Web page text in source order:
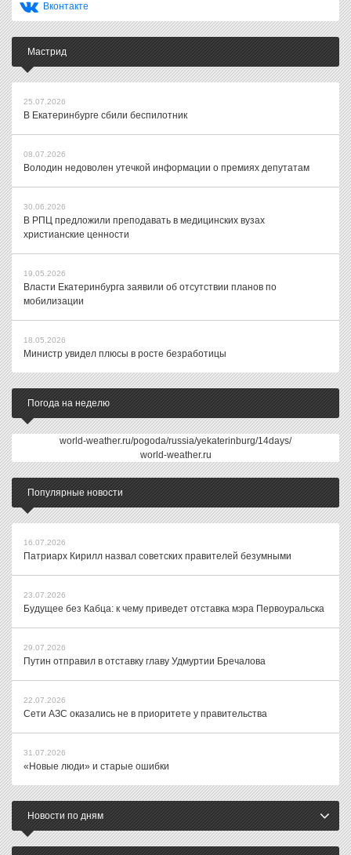
Вконтакте
Мастрид
25.07.2026
В Екатеринбурге сбили беспилотник
08.07.2026
Володин недоволен утечкой информации о премиях депутатам
30.06.2026
В РПЦ предложили преподавать в медицинских вузах
христианские ценности
19.05.2026
Власти Екатеринбурга заявили об отсутствии планов по
мобилизации
18.05.2026
Министр увидел плюсы в росте безработицы
Погода на неделю
world-weather.ru/pogoda/russia/yekaterinburg/14days/
world-weather.ru
Популярные новости
16.07.2026
Патриарх Кирилл назвал советских правителей безумными
23.07.2026
Будущее без Кабца: к чему приведет отставка мэра Первоуральска
29.07.2026
Путин отправил в отставку главу Удмуртии Бречалова
22.07.2026
Сети АЗС оказались не в приоритете у правительства
31.07.2026
«Новые люди» и старые ошибки
Новости по дням